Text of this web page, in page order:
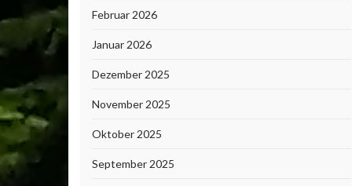
Februar 2026
Januar 2026
Dezember 2025
November 2025
Oktober 2025
September 2025